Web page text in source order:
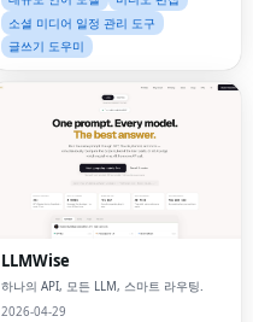
소셜 미디어 일정 관리 도구
글쓰기 도우미
LLMWise
하나의 API, 모든 LLM, 스마트 라우팅.
2026-04-29